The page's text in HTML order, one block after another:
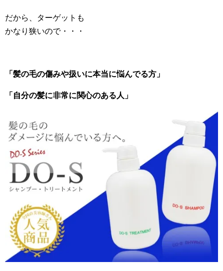
だから、ターゲットも
かなり狭いので・・・
「髪の毛の傷みや扱いに本当に悩んでる方」
「自分の髪に非常に関心のある人」